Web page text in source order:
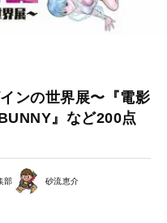
ンの世界展〜『電影
』など200点
部 砂流恵介